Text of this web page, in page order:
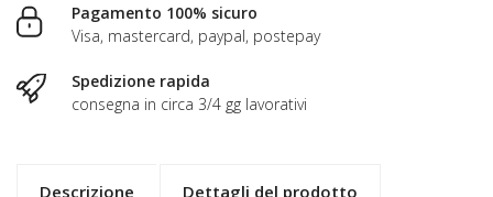
Pagamento 100% sicuro
Visa, mastercard, paypal, postepay
Spedizione rapida
consegna in circa 3/4 gg lavorativi
Descrizione Dettagli del prodotto